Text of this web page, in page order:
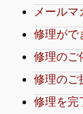
メールマ
修理がで
修理のご
修理のご
修理を完